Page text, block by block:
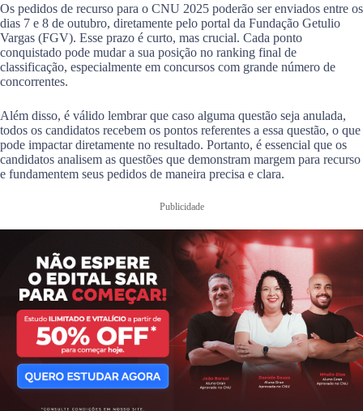
Os pedidos de recurso para o CNU 2025 poderão ser enviados entre os
dias 7 e 8 de outubro, diretamente pelo portal da Fundação Getulio
Vargas (FGV). Esse prazo é curto, mas crucial. Cada ponto
conquistado pode mudar a sua posição no ranking final de
classificação, especialmente em concursos com grande número de
concorrentes.
Além disso, é válido lembrar que caso alguma questão seja anulada,
todos os candidatos recebem os pontos referentes a essa questão, o que
pode impactar diretamente no resultado. Portanto, é essencial que os
candidatos analisem as questões que demonstram margem para recurso
e fundamentem seus pedidos de maneira precisa e clara.
Publicidade